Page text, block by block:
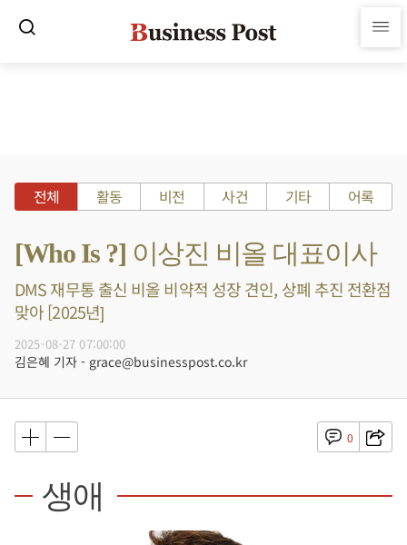
전체 활동 비전 사건 기타 어록
[Who Is ?] 이상진 비올 대표이사
DMS 재무통 출신 비올 비약적 성장 견인, 상폐 추진 전환점
맞아 [2025년]
2025-08-27 07:00:00
김은혜 기자 - grace@businesspost.co.kr
0
생애